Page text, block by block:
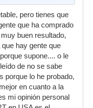
mas caros. Casi
que los
mas limpios y
mejores.
formato rack,
Sin salida
2 previos
EN formato
ajustable, y
diferentes. La
pero tienes que
que ha comprado
buen resultado,
hay gente que
supone.... o le
de no se sabe
porque lo he probado,
en cuanto a la
mi opinión personal